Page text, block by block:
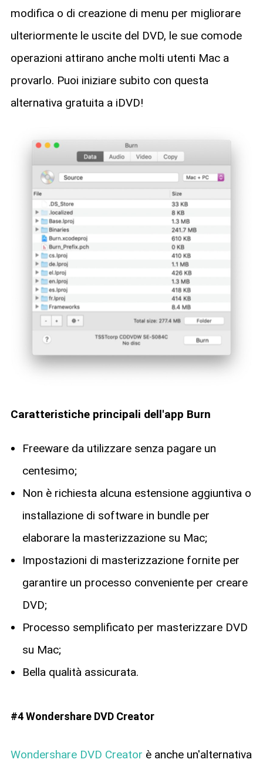
modifica o di creazione di menu per migliorare
ulteriormente le uscite del DVD, le sue comode
operazioni attirano anche molti utenti Mac a
provarlo. Puoi iniziare subito con questa
alternativa gratuita a iDVD!
Caratteristiche principali dell'app Burn
Freeware da utilizzare senza pagare un
centesimo;
Non è richiesta alcuna estensione aggiuntiva o
installazione di software in bundle per
elaborare la masterizzazione su Mac;
Impostazioni di masterizzazione fornite per
garantire un processo conveniente per creare
DVD;
Processo semplificato per masterizzare DVD
su Mac;
Bella qualità assicurata.
#4 Wondershare DVD Creator
Wondershare DVD Creator è anche un'alternativa